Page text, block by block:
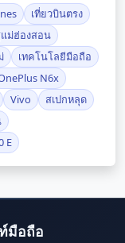
เที่ยวบินตรง
แม่ฮ่องสอน
เทคโนโลยีมือถือ
N6x
Vivo
สเปกหลุด
E
มือถือ